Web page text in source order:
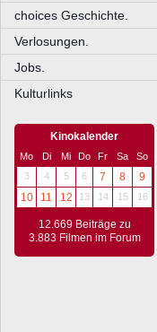
choices Geschichte.
Verlosungen.
Jobs.
Kulturlinks
Kinokalender
Mo Di Mi Do Fr Sa
So
3
4 5 6 7 8
9
10
11 12 13 14 15 16
12.669 Beiträge zu
3.883 Filmen im Forum